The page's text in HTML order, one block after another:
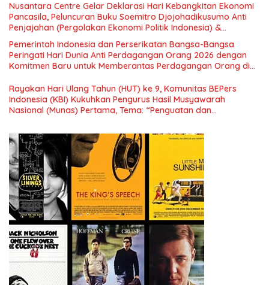
Nusantara Centre Gelar Deklarasi Hari Kebangkitan Ekonomi
Pancasila, Peluncuran Buku Soemitro Djojohadikusumo Anti
Penjajahan (Pergolakan Ekonomi Politik Indonesia) &
Simposium Nasional “Urgensi Undang-Undang Perekonomian
Nasional dan Kesejahteraan Sosial dalam Menata Bangsa
Menuju Indonesia Emas 2045”,
Pemerintah Indonesia dan Perserikatan Bangsa-Bangsa
Peringati Hari Dunia Anti Perdagangan Orang 2026 dengan
Komitmen Baru untuk Memberantas Perdagangan Orang di
Rayakan Hari Ulang Tahun (HUT) ke 9, Komunitas BEPers
Indonesia (KBI) Kukuhkan Pengurus Hasil Musyawarah
Nasional (Munas) Pertama, Tema: “Penguatan dan
Indonesia dan Mancanegara”.